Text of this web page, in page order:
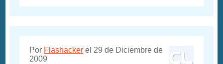
Por Flashacker el 29 de Diciembre de
2009